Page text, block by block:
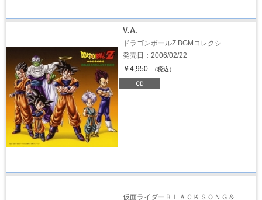
V.A.
ドラゴンボールZ BGMコレクシ …
発売日：2006/02/22
￥4,950
（税込）
仮面ライダーＢＬＡＣＫＳＯＮＧ＆ …